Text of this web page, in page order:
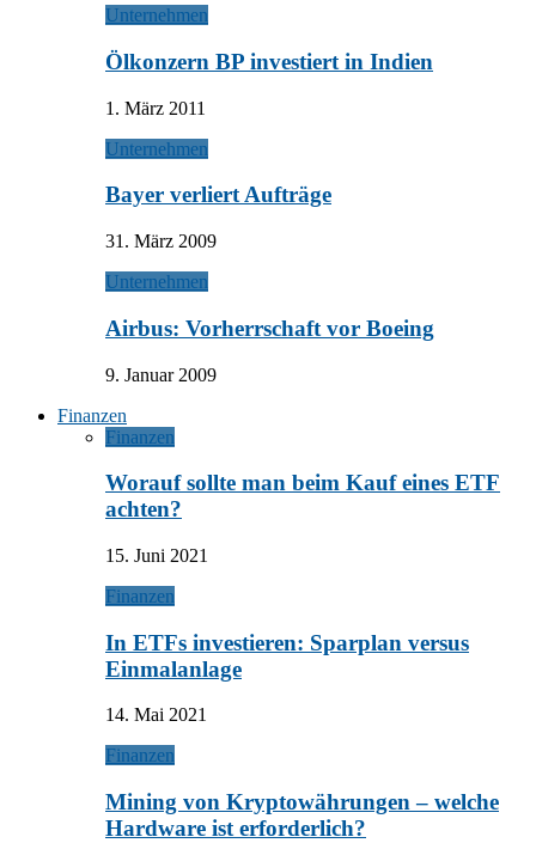
Unternehmen
Ölkonzern BP investiert in Indien
1. März 2011
Unternehmen
Bayer verliert Aufträge
31. März 2009
Unternehmen
Airbus: Vorherrschaft vor Boeing
9. Januar 2009
Finanzen
Finanzen
Worauf sollte man beim Kauf eines ETF
achten?
15. Juni 2021
Finanzen
In ETFs investieren: Sparplan versus
Einmalanlage
14. Mai 2021
Finanzen
Mining von Kryptowährungen – welche
Hardware ist erforderlich?